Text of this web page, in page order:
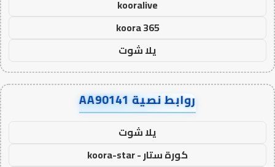
kooralive
koora 365
يلا شوت
روابط نصية AA90141
يلا شوت
كورة ستار - koora-star